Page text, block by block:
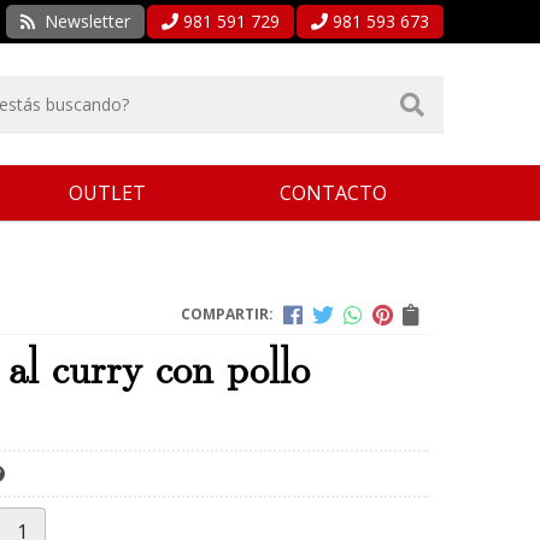
Newsletter 981 591 729 981 593 673
OUTLET CONTACTO
COMPARTIR:
curry con pollo